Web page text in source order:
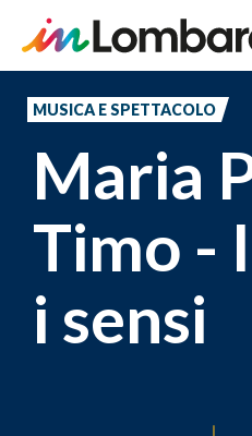
principale
MUSICA E SPETTACOLO
Maria
Timo -
i sensi